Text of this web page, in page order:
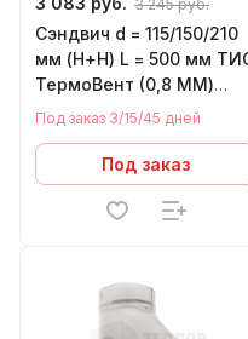
3 245 руб.
Сэндвич d = 115/150/210
мм (Н+Н) L = 500 мм ТИС
ТермоВент (0,8 ММ)
(430 СТАНДАРТ)
Под заказ 3/15/45 дней
Под заказ